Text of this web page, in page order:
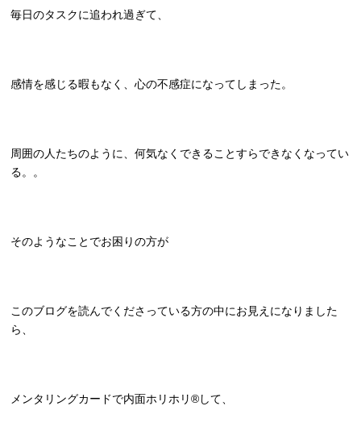
毎日のタスクに追われ過ぎて、
感情を感じる暇もなく、心の不感症になってしまった。
周囲の人たちのように、何気なくできることすらできなくなってい
る。。
そのようなことでお困りの方が
このブログを読んでくださっている方の中にお見えになりました
ら、
メンタリングカードで内面ホリホリ®して、